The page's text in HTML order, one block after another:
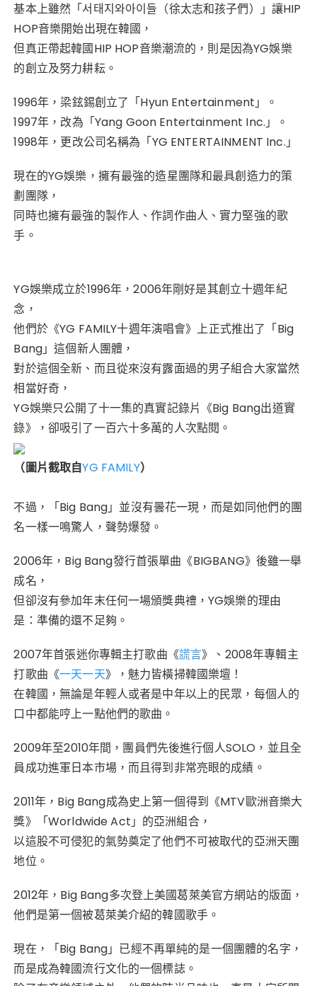
基本上雖然「서태지와아이들（徐太志和孩子們）」讓HIP
HOP音樂開始出現在韓國，
但真正帶起韓國HIP HOP音樂潮流的，則是因為YG娛樂
的創立及努力耕耘。
1996年，梁鉉錫創立了「Hyun Entertainment」。
1997年，改為「Yang Goon Entertainment Inc.」。
1998年，更改公司名稱為「YG ENTERTAINMENT Inc.」
現在的YG娛樂，擁有最強的造星團隊和最具創造力的策
劃團隊，
同時也擁有最強的製作人、作詞作曲人、實力堅強的歌
手。
YG娛樂成立於1996年，2006年剛好是其創立十週年紀
念，
他們於《YG FAMILY十週年演唱會》上正式推出了「Big
Bang」這個新人團體，
對於這個全新、而且從來沒有露面過的男子組合大家當然
相當好奇，
YG娛樂只公開了十一集的真實記錄片《Big Bang出道實
錄》，卻吸引了一百六十多萬的人次點閱。
（圖片截取自YG FAMILY）
不過，「Big Bang」並沒有曇花一現，而是如同他們的團
名一樣一鳴驚人，聲勢爆發。
2006年，Big Bang發行首張單曲《BIGBANG》後雖一舉
成名，
但卻沒有參加年末任何一場頒獎典禮，YG娛樂的理由
是：準備的還不足夠。
2007年首張迷你專輯主打歌曲《謊言》、2008年專輯主
打歌曲《一天一天》，魅力皆橫掃韓國樂壇！
在韓國，無論是年輕人或者是中年以上的民眾，每個人的
口中都能哼上一點他們的歌曲。
2009年至2010年間，團員們先後進行個人SOLO，並且全
員成功進軍日本市場，而且得到非常亮眼的成績。
2011年，Big Bang成為史上第一個得到《MTV歐洲音樂大
獎》「Worldwide Act」的亞洲組合，
以這股不可侵犯的氣勢奠定了他們不可被取代的亞洲天團
地位。
2012年，Big Bang多次登上美國葛萊美官方網站的版面，
他們是第一個被葛萊美介紹的韓國歌手。
現在，「Big Bang」已經不再單純的是一個團體的名字，
而是成為韓國流行文化的一個標誌。